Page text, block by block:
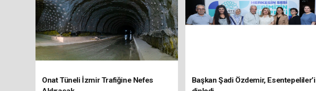
Onat Tüneli İzmir Trafiğine Nefes
Başkan Şadi Özdemir, Esentepeliler’i